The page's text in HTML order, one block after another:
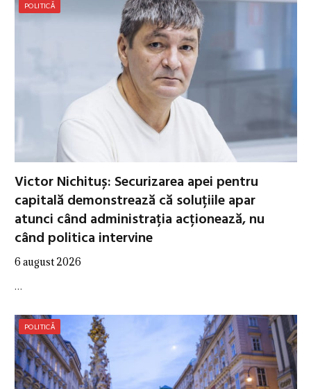
POLITICĂ
Victor Nichituș: Securizarea apei pentru
capitală demonstrează că soluțiile apar
atunci când administrația acționează, nu
când politica intervine
6 august 2026
…
POLITICĂ